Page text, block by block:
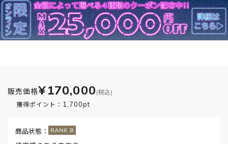
販売価格¥170,000 (税込)
獲得ポイント： 1,700pt
商品状態：